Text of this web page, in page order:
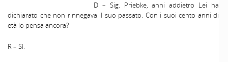
D – Sig. Priebke, anni addietro Lei ha
dichiarato che non rinnegava il suo passato. Con i suoi cento anni di
età lo pensa ancora?
R – Sì.